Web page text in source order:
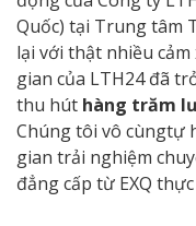
Quốc) tại Trung tâm
lại với thật nhiều
gian của LTH24 đã
thu hút hàng trăm
Chúng tôi vô cùngtự
gian trải nghiệm
đẳng cấp từ EXQ